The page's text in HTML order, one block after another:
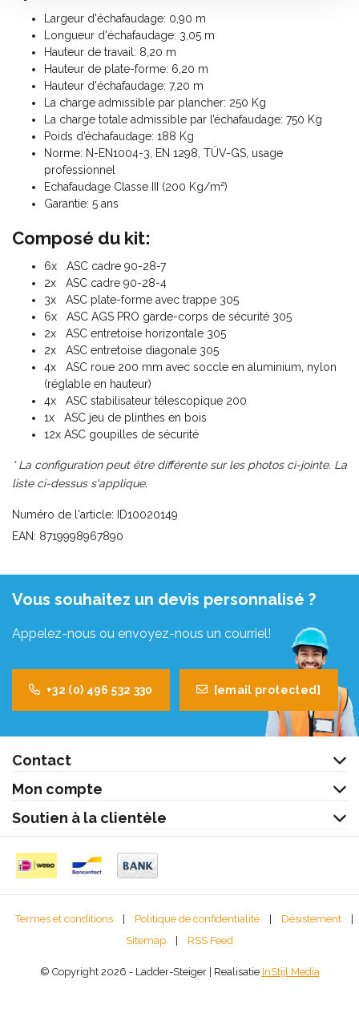
Largeur d'échafaudage: 0,90 m
Longueur d'échafaudage: 3,05 m
Hauteur de travail: 8,20 m
Hauteur de plate-forme: 6,20 m
Hauteur d'échafaudage: 7,20 m
La charge admissible par plancher: 250 Kg
La charge totale admissible par l’échafaudage: 750 Kg
Poids d’échafaudage: 188 Kg
Norme: N-EN1004-3, EN 1298, TÜV-GS, usage
professionnel
Echafaudage Classe III (200 Kg/m²)
Garantie: 5 ans
Composé du kit:
6x ASC cadre 90-28-7
2x ASC cadre 90-28-4
3x ASC plate-forme avec trappe 305
6x ASC AGS PRO garde-corps de sécurité 305
2x ASC entretoise horizontale 305
2x ASC entretoise diagonale 305
4x ASC roue 200 mm avec soccle en aluminium, nylon
(réglable en hauteur)
4x ASC stabilisateur télescopique 200
1x ASC jeu de plinthes en bois
12x ASC goupilles de sécurité
* La configuration peut être différente sur les photos ci-jointe. La
liste ci-dessus s'applique.
Numéro de l'article: ID10020149
EAN: 8719998967890
Vous souhaitez un devis personnalisé ?
Appelez-nous ou envoyez-nous un courriel!
+32 (0) 496 532 330 [email protected]
Contact
Mon compte
Soutien à la clientèle
Termes et conditions | Politique de confidentialité | Désistement
|
Sitemap
| RSS Feed
© Copyright 2026 - Ladder-Steiger | Realisatie InStijl Media